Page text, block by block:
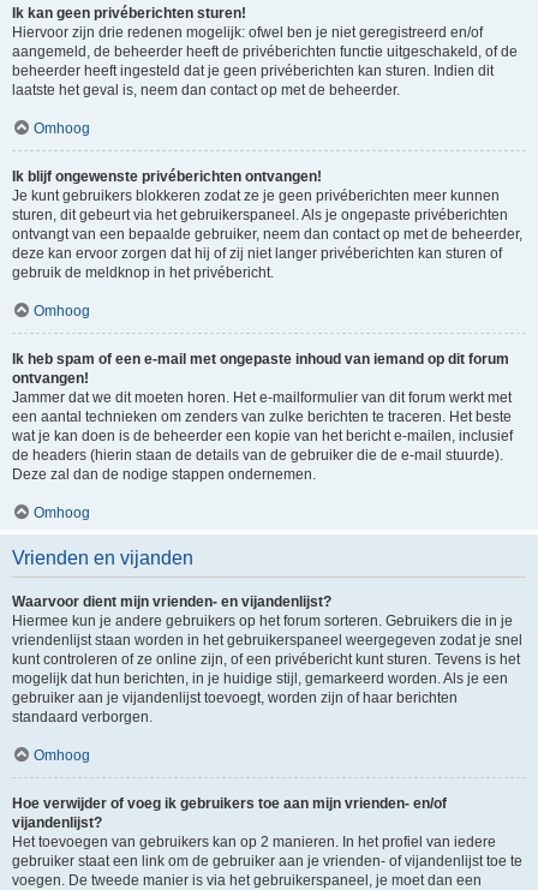
Ik kan geen privéberichten sturen!
Hiervoor zijn drie redenen mogelijk: ofwel ben je niet geregistreerd en/of
aangemeld, de beheerder heeft de privéberichten functie uitgeschakeld, of de
beheerder heeft ingesteld dat je geen privéberichten kan sturen. Indien dit
laatste het geval is, neem dan contact op met de beheerder.
Omhoog
Ik blijf ongewenste privéberichten ontvangen!
Je kunt gebruikers blokkeren zodat ze je geen privéberichten meer kunnen
sturen, dit gebeurt via het gebruikerspaneel. Als je ongepaste privéberichten
ontvangt van een bepaalde gebruiker, neem dan contact op met de beheerder,
deze kan ervoor zorgen dat hij of zij niet langer privéberichten kan sturen of
gebruik de meldknop in het privébericht.
Omhoog
Ik heb spam of een e-mail met ongepaste inhoud van iemand op dit forum
ontvangen!
Jammer dat we dit moeten horen. Het e-mailformulier van dit forum werkt met
een aantal technieken om zenders van zulke berichten te traceren. Het beste
wat je kan doen is de beheerder een kopie van het bericht e-mailen, inclusief
de headers (hierin staan de details van de gebruiker die de e-mail stuurde).
Deze zal dan de nodige stappen ondernemen.
Omhoog
Vrienden en vijanden
Waarvoor dient mijn vrienden- en vijandenlijst?
Hiermee kun je andere gebruikers op het forum sorteren. Gebruikers die in je
vriendenlijst staan worden in het gebruikerspaneel weergegeven zodat je snel
kunt controleren of ze online zijn, of een privébericht kunt sturen. Tevens is het
mogelijk dat hun berichten, in je huidige stijl, gemarkeerd worden. Als je een
gebruiker aan je vijandenlijst toevoegt, worden zijn of haar berichten
standaard verborgen.
Omhoog
Hoe verwijder of voeg ik gebruikers toe aan mijn vrienden- en/of
vijandenlijst?
Het toevoegen van gebruikers kan op 2 manieren. In het profiel van iedere
gebruiker staat een link om de gebruiker aan je vrienden- of vijandenlijst toe te
voegen. De tweede manier is via het gebruikerspaneel, je moet dan een